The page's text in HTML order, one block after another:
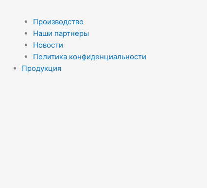
Производство
Наши партнеры
Новости
Политика конфиденциальности
Продукция